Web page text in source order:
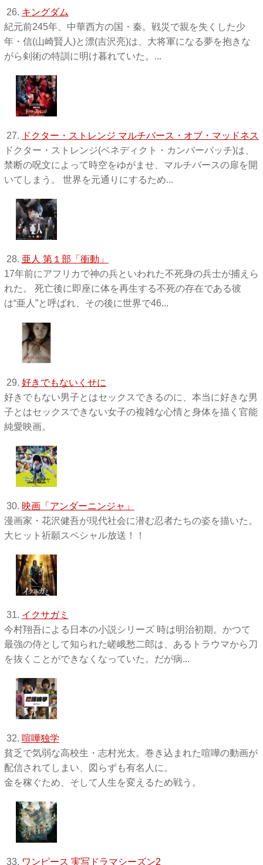
26. キングダム
紀元前245年、中華西方の国・秦。戦災で親を失くした少
年・信(山崎賢人)と漂(吉沢亮)は、大将軍になる夢を抱きな
がら剣術の特訓に明け暮れていた。...
27. ドクター・ストレンジ マルチバース・オブ・マッドネス
ドクター・ストレンジ(ベネディクト・カンバーバッチ)は、
禁断の呪文によって時空をゆがませ、マルチバースの扉を開
いてしまう。 世界を元通りにするため...
28. 亜人 第１部「衝動」
17年前にアフリカで神の兵といわれた不死身の兵士が捕えら
れた。 死亡後に即座に体を再生する不死の存在である彼
は“亜人”と呼ばれ、その後に世界で46...
29. 好きでもないくせに
好きでもない男子とはセックスできるのに、本当に好きな男
子とはセックスできない女子の複雑な心情と身体を描く官能
純愛映画。
30. 映画「アンダーニンジャ」
漫画家・花沢健吾が現代社会に潜む忍者たちの姿を描いた。
大ヒット祈願スペシャル放送！！
31. イクサガミ
今村翔吾による日本の小説シリーズ 時は明治初期。かつて
最強の侍として知られた嵯峨愁二郎は、あるトラウマから刀
を抜くことができなくなっていた。だが病...
32. 喧嘩独学
貧乏で気弱な高校生・志村光太。巻き込まれた喧嘩の動画が
配信されてしまい、図らずも有名人に。
金を稼ぐため、そして人生を変えるため戦う。
33. ワンピース 実写ドラマシーズン2